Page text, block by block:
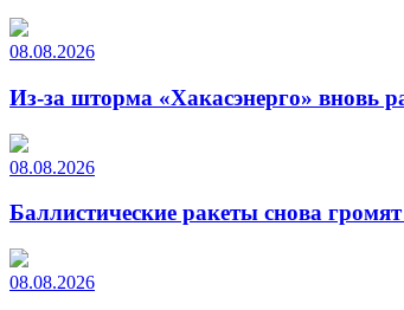
08.08.2026
Из-за шторма «Хакасэнерго» вновь
08.08.2026
Баллистические ракеты снова
08.08.2026